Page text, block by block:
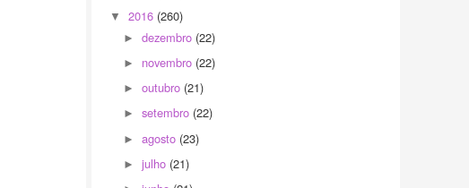
▼ 2016 (260)
►dezembro (22)
► novembro (22)
►outubro (21)
►setembro (22)
►agosto (23)
►julho (21)